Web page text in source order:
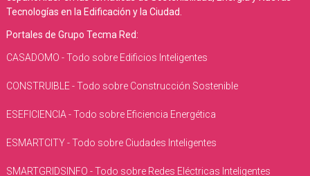
Tecnologías en la Edificación y la Ciudad.
Portales de Grupo Tecma Red:
CASADOMO - Todo sobre Edificios Inteligentes
CONSTRUIBLE - Todo sobre Construcción Sostenible
ESEFICIENCIA - Todo sobre Eficiencia Energética
ESMARTCITY - Todo sobre Ciudades Inteligentes
SMARTGRIDSINFO - Todo sobre Redes Eléctricas Inteligentes